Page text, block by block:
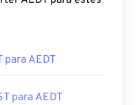
para AEDT
para AEDT